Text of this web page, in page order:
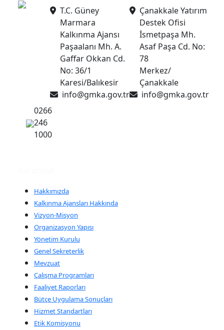
T.C. Güney
Marmara
Kalkınma Ajansı
Paşaalanı Mh. A.
Gaffar Okkan Cd.
No: 36/1
Karesi/Balıkesir
info@gmka.gov.tr
Çanakkale Yatırım
Destek Ofisi
İsmetpaşa Mh.
Asaf Paşa Cd. No:
78
Merkez/
Çanakkale
info@gmka.gov.tr
0266
246
1000
Hakkımızda
Kalkınma Ajansları Hakkında
Vizyon-Misyon
Organizasyon Yapısı
Yönetim Kurulu
Genel Sekreterlik
Mevzuat
Çalışma Programları
Faaliyet Raporları
Bütçe Uygulama Sonuçları
Hizmet Standartları
Etik Komisyonu